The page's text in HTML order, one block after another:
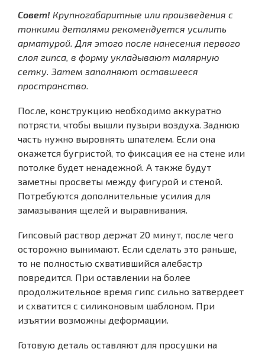
Совет! Крупногабаритные или произведения с
тонкими деталями рекомендуется усилить
арматурой. Для этого после нанесения первого
слоя гипса, в форму укладывают малярную
сетку. Затем заполняют оставшееся
пространство.
После, конструкцию необходимо аккуратно
потрясти, чтобы вышли пузыри воздуха. Заднюю
часть нужно выровнять шпателем. Если она
окажется бугристой, то фиксация ее на стене или
потолке будет ненадежной. А также будут
заметны просветы между фигурой и стеной.
Потребуются дополнительные усилия для
замазывания щелей и выравнивания.
Гипсовый раствор держат 20 минут, после чего
осторожно вынимают. Если сделать это раньше,
то не полностью схватившийся алебастр
повредится. При оставлении на более
продолжительное время гипс сильно затвердеет
и схватится с силиконовым шаблоном. При
изъятии возможны деформации.
Готовую деталь оставляют для просушки на